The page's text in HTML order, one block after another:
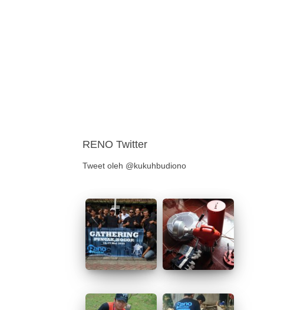
RENO Twitter
Tweet oleh @kukuhbudiono